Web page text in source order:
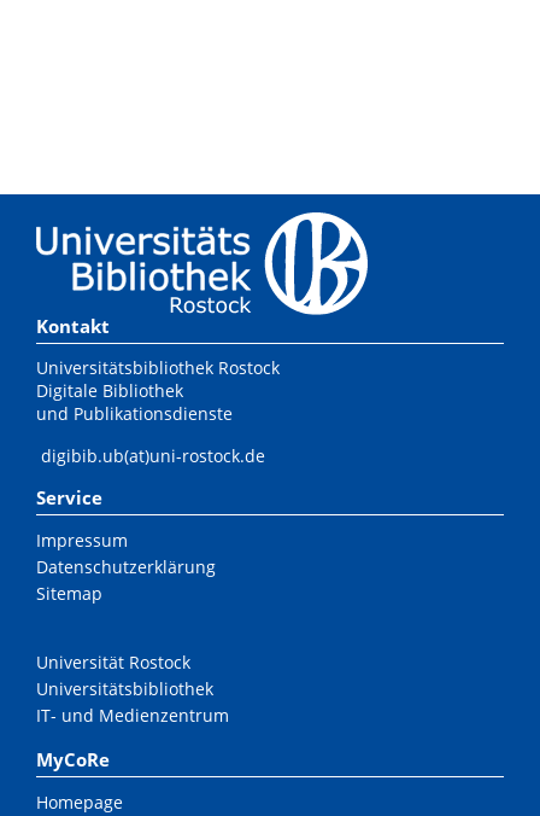
Kontakt
Universitätsbibliothek Rostock
Digitale Bibliothek
und Publikationsdienste
digibib.ub(at)uni-rostock.de
Service
Impressum
Datenschutzerklärung
Sitemap
Universität Rostock
Universitätsbibliothek
IT- und Medienzentrum
MyCoRe
Homepage